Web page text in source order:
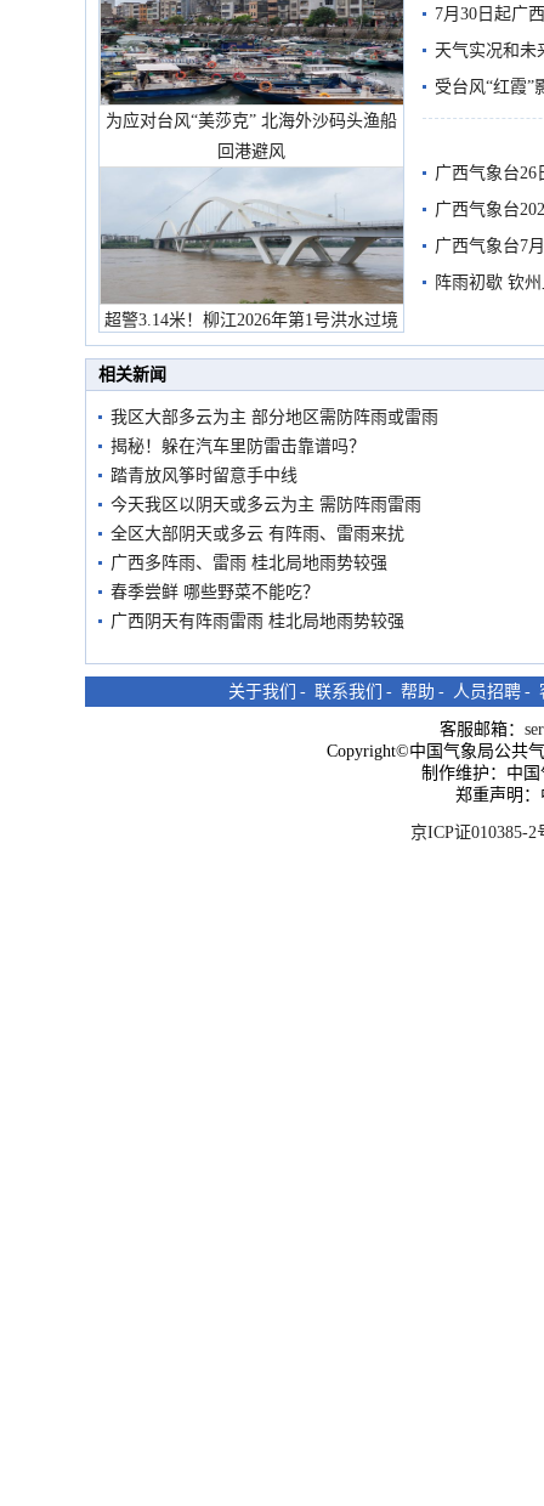
为应对台风“美莎克” 北海外沙码头渔船
回港避风
超警3.14米！柳江2026年第1号洪水过境
市民在堤岸见证汛况
7月30日起广
天气实况和未
受台风“红霞”
有较强降雨
广西气象台26
广西气象台
预警
广西气象台7
阵雨初歇 钦
相关新闻
我区大部多云为主 部分地区需防阵雨或雷雨
揭秘！躲在汽车里防雷击靠谱吗？
踏青放风筝时留意手中线
今天我区以阴天或多云为主 需防阵雨雷雨
全区大部阴天或多云 有阵雨、雷雨来扰
广西多阵雨、雷雨 桂北局地雨势较强
春季尝鲜 哪些野菜不能吃？
广西阴天有阵雨雷雨 桂北局地雨势较强
关于我们 - 联系我们 - 帮助 - 人员招聘 -
客服邮箱：
Copyright©中国气象局公共
制作维护：中
郑重声明
京ICP证010385-2